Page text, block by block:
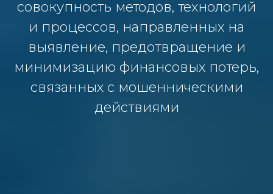
совокупность методов, технологий
и процессов, направленных на
выявление, предотвращение и
минимизацию финансовых потерь,
связанных с мошенническими
действиями